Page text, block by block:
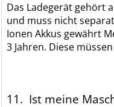
Das Ladegerät gehört
und muss nicht
Ionen Akkus gewährt
3 Jahren. Diese
11. Ist meine